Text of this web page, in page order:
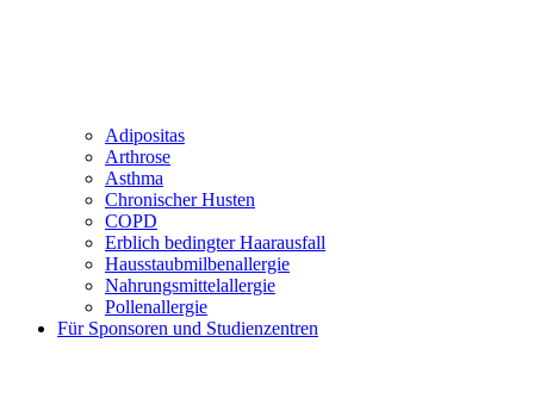
Adipositas
Arthrose
Asthma
Chronischer Husten
COPD
Erblich bedingter Haarausfall
Hausstaubmilbenallergie
Nahrungsmittelallergie
Pollenallergie
Für Sponsoren und Studienzentren